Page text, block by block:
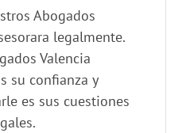
Abogados
legalmente.
Valencia
su confianza y
es sus cuestiones